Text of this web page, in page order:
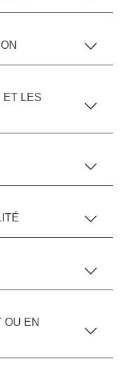
ET LES
OU EN